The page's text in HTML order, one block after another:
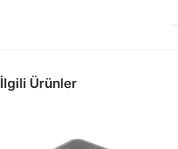
İlgili Ürünler